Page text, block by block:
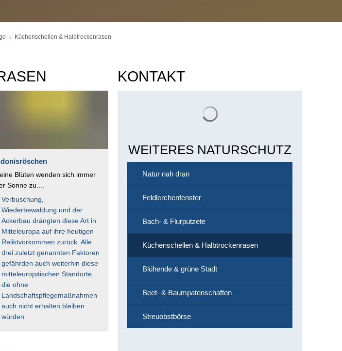
Küchenschellen & Halbtrockenrasen
Blüten wenden sich immer
Sonne zu....
Verbuschung,
Wiederbewaldung und der
Ackerbau drängten diese Art in
Mitteleuropa auf ihre heutigen
Reliktvorkommen zurück. Alle
drei zuletzt genannten Faktoren
gefährden auch weiterhin diese
mitteleuropäischen Standorte,
die ohne
Landschaftspflegemaßnahmen
auch nicht erhalten bleiben
würden.
KONTAKT
WEITERES NATURSCHUTZ
Natur nah dran
Feldlerchenfenster
Bach- & Flurputzete
Küchenschellen & Halbtrockenrasen
Blühende & grüne Stadt
Beet- & Baumpatenschaften
Streuobstbörse